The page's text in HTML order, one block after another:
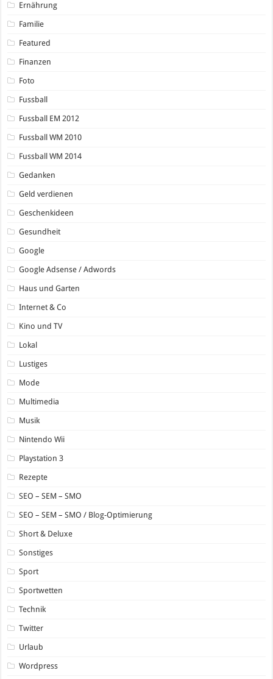
Ernährung
Familie
Featured
Finanzen
Foto
Fussball
Fussball EM 2012
Fussball WM 2010
Fussball WM 2014
Gedanken
Geld verdienen
Geschenkideen
Gesundheit
Google
Google Adsense / Adwords
Haus und Garten
Internet & Co
Kino und TV
Lokal
Lustiges
Mode
Multimedia
Musik
Nintendo Wii
Playstation 3
Rezepte
SEO – SEM – SMO
SEO – SEM – SMO / Blog-Optimierung
Short & Deluxe
Sonstiges
Sport
Sportwetten
Technik
Twitter
Urlaub
Wordpress